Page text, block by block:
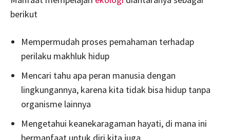
berikut
Mempermudah proses pemahaman terhadap
perilaku makhluk hidup
Mencari tahu apa peran manusia dengan
lingkungannya, karena kita tidak bisa hidup tanpa
organisme lainnya
Mengetahui keanekaragaman hayati, di mana ini
bermanfaat untuk diri kita juga